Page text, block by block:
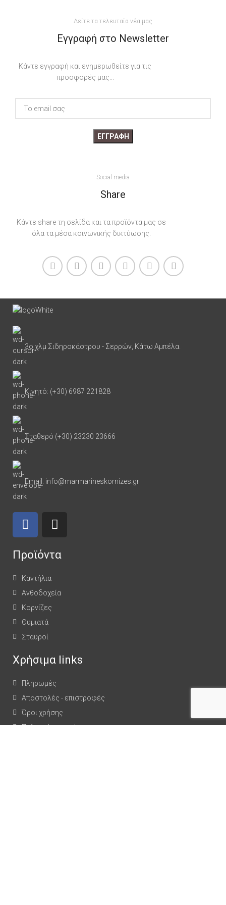
Δείτε τα τελευταία νέα μας
Εγγραφή στο Newsletter
Κάντε εγγραφή και ενημερωθείτε για τις
προσφορές μας...
Social media
Share
Κάντε share τη σελίδα και τα προϊόντα μας σε
όλα τα μέσα κοινωνικής δικτύωσης.
3ο χλμ Σιδηροκάστρου - Σερρών, Κάτω Αμπέλα.
Κινητό: (+30) 6987 221828
Σταθερό (+30) 23230 23666
Email: info@marmarineskornizes.gr
Προϊόντα
Καντήλια
Ανθοδοχεία
Κορνίζες
Θυμιατά
Σταυροί
Χρήσιμα links
Πληρωμές
Αποστολές - επιστροφές
Όροι χρήσης
Πολιτική απορρήτου